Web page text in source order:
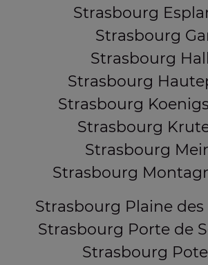
Strasbourg
Strasbourg
Strasbourg
Strasbourg
Strasbourg
Strasbourg
Strasbourg
Strasbourg
Strasbourg Plaine
Strasbourg Porte de
Strasbourg